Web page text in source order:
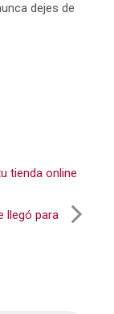
dejes de
tienda online
llegó para